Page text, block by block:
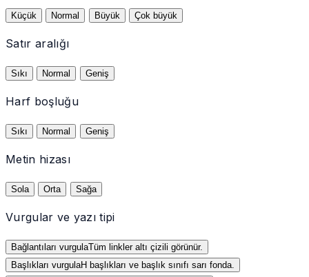
Küçük Normal Büyük Çok büyük
Satır aralığı
Sıkı Normal Geniş
Harf boşluğu
Sıkı Normal Geniş
Metin hizası
Sola Orta Sağa
Vurgular ve yazı tipi
Bağlantıları vurgulaTüm linkler altı çizili görünür.
Başlıkları vurgulaH başlıkları ve başlık sınıfı sarı fonda.